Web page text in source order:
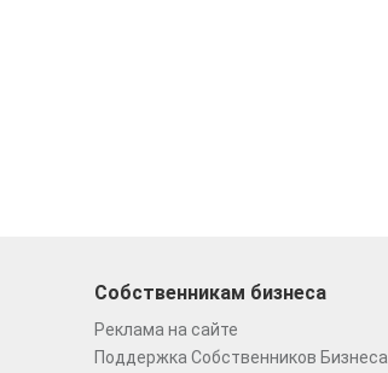
Собственникам бизнеса
Реклама на сайте
Поддержка Собственников Бизнеса